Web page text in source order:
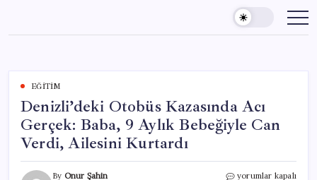
content
EĞITIM
Denizli’deki Otobüs Kazasında Acı
Gerçek: Baba, 9 Aylık Bebeğiyle Can
Verdi, Ailesini Kurtardı
By Onur Şahin
Denizli’deki
yorumlar kapalı